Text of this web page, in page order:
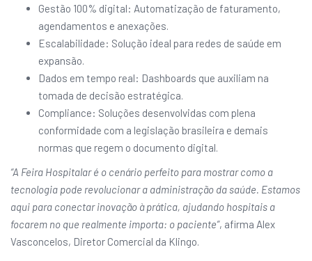
Gestão 100% digital: Automatização de faturamento,
agendamentos e anexações.
Escalabilidade: Solução ideal para redes de saúde em
expansão.
Dados em tempo real: Dashboards que auxiliam na
tomada de decisão estratégica.
Compliance: Soluções desenvolvidas com plena
conformidade com a legislação brasileira e demais
normas que regem o documento digital.
“A Feira Hospitalar é o cenário perfeito para mostrar como a
tecnologia pode revolucionar a administração da saúde. Estamos
aqui para conectar inovação à prática, ajudando hospitais a
focarem no que realmente importa: o paciente”, afirma Alex
Vasconcelos, Diretor Comercial da Klingo.